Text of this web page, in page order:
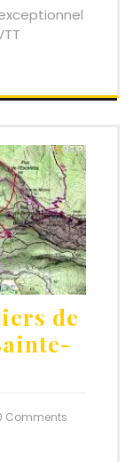
de
Comments